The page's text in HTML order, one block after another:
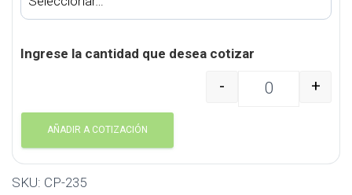
Ingrese la cantidad que desea cotizar
Esponja para
- +
AÑADIR A COTIZACIÓN
SKU: CP-235